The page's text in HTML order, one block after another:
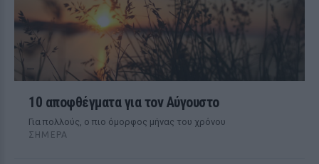
10 αποφθέγματα για τον Αύγουστο
Για πολλούς, ο πιο όμορφος μήνας του χρόνου
ΣΉΜΕΡΑ